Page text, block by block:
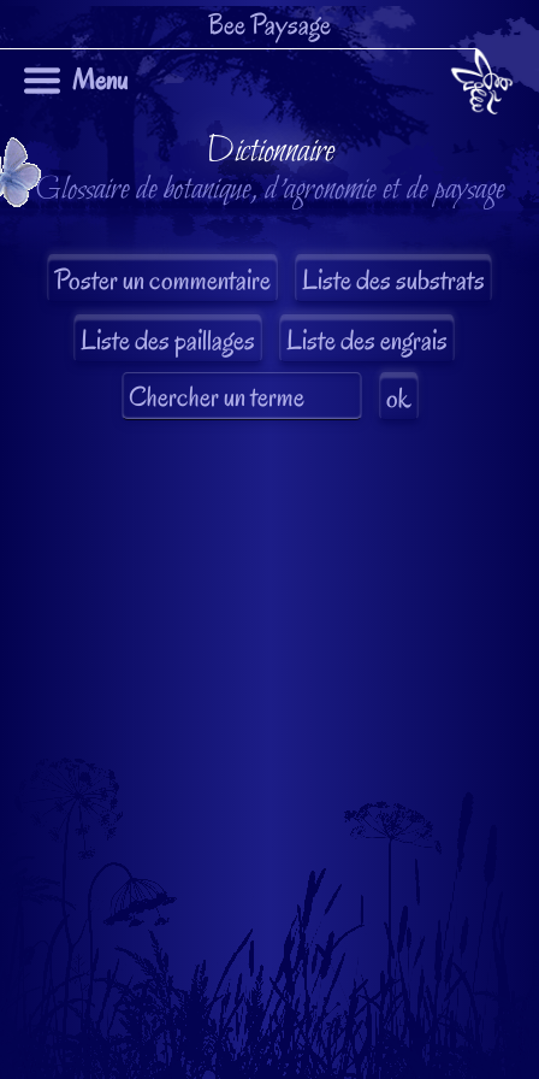
Bee Paysage
Menu
Dictionnaire
Glossaire de botanique, d'agronomie et de paysage
Liste des substrats
Liste des paillages
Liste des engrais